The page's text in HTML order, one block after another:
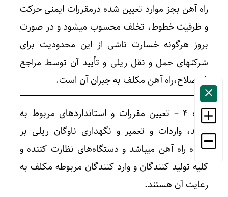
راه آهن بجز موارد تعیین شده درمقررات ایمنی حرکت
و ظرفیت خطوط، تخلف محسوب میشود و در صورت
بروز هرگونه خسارت ناشی از این محدودیت برای
شرکتهای حمل و نقل ریلی و تأیید آن توسط مراجع
ذی‌صلاح،راه آهن مکلف به جبران آن است.
ماده ۴ – تعیین مقررات و استانداردهای مربوط به
تولید، واردات و تعمیر و نگهداری ناوگان ریلی بر
عهده راه آهن میباشد و دستگاه‌های نظارت کننده و
کلیه تولید کنندگان و وارد کنندگان مربوطه مکلف به
رعایت آن هستند.